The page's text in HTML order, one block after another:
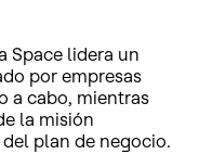
Space lidera un
por empresas
a cabo, mientras
la misión
plan de negocio.